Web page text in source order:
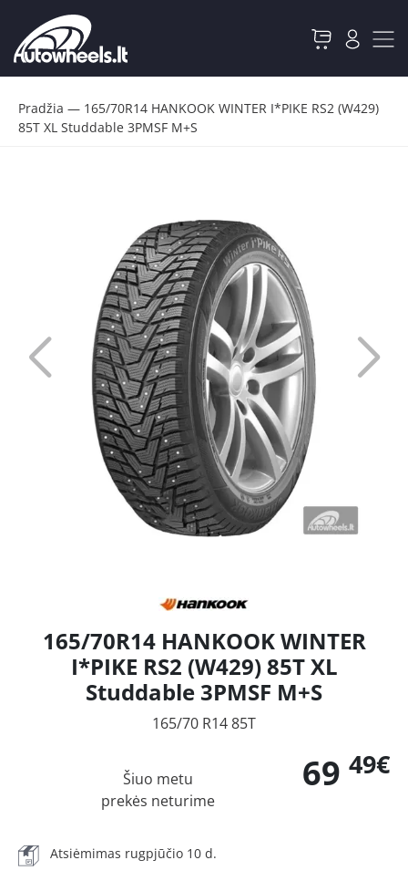
Pradžia — 165/70R14 HANKOOK WINTER I*PIKE RS2 (W429)
85T XL Studdable 3PMSF M+S
165/70R14 HANKOOK WINTER
I*PIKE RS2 (W429) 85T XL
Studdable 3PMSF M+S
165/70 R14 85T
69 49€
Šiuo metu
prekės neturime
Atsiėmimas rugpjūčio 10 d.